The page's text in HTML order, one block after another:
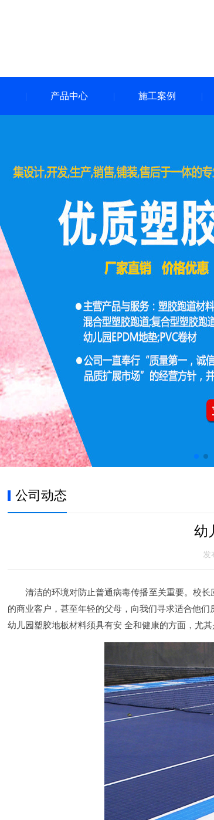
产品中心 施工案例
公司动态
幼
发
清洁的环境对防止普通病毒传播至关重要。校长
的商业客户，甚至年轻的父母，向我们寻求适合他
幼儿园塑胶地板材料须具有安 全和健康的方面，尤